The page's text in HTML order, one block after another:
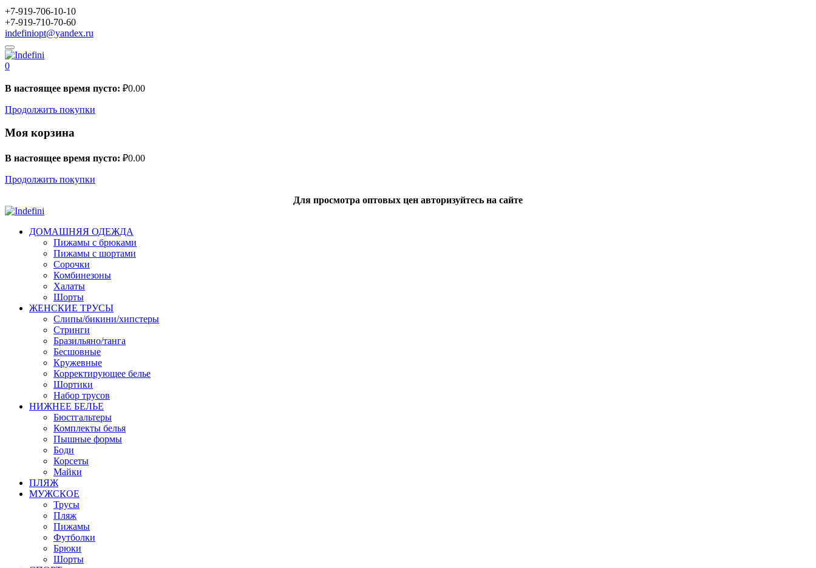
+7-919-706-10-10
+7-919-710-70-60
indefiniopt@yandex.ru
0
В настоящее время пусто: ₽0.00
Продолжить покупки
Моя корзина
В настоящее время пусто: ₽0.00
Продолжить покупки
Для просмотра оптовых цен авторизуйтесь на сайте
ДОМАШНЯЯ ОДЕЖДА
Пижамы с брюками
Пижамы с шортами
Сорочки
Комбинезоны
Халаты
Шорты
ЖЕНСКИЕ ТРУСЫ
Слипы/бикини/хипстеры
Стринги
Бразильяно/танга
Бесшовные
Кружевные
Корректирующее белье
Шортики
Набор трусов
НИЖНЕЕ БЕЛЬЕ
Бюстгальтеры
Комплекты белья
Пышные формы
Боди
Корсеты
Майки
ПЛЯЖ
МУЖСКОЕ
Трусы
Пляж
Пижамы
Футболки
Брюки
Шорты